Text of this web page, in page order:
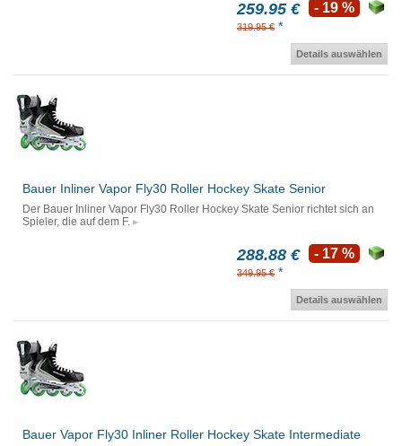
259.95 €
319.95 € *
- 19 %
Details auswählen
Bauer Inliner Vapor Fly30 Roller Hockey Skate Senior
Der Bauer Inliner Vapor Fly30 Roller Hockey Skate Senior richtet sich an
Spieler, die auf dem F.
288.88 €
349.95 € *
- 17 %
Details auswählen
Bauer Vapor Fly30 Inliner Roller Hockey Skate Intermediate